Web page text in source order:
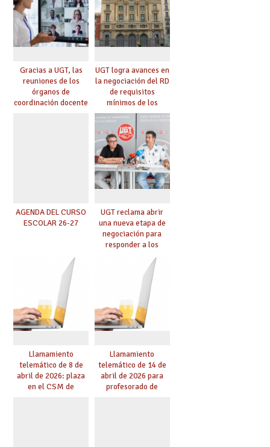
Gracias a UGT, las
reuniones de los
órganos de
coordinación docente
UGT logra avances en
la negociación del RD
de requisitos
mínimos de los
centros educativos y
exige al Ministerio
que los compromisos
se materialicen con
la mayor agilidad
posible
AGENDA DEL CURSO
ESCOLAR 26-27
UGT reclama abrir
una nueva etapa de
negociación para
responder a los
nuevos desafíos de la
educación
Llamamiento
telemático de 8 de
abril de 2026: plaza
en el CSM de
Llamamiento
telemático de 14 de
abril de 2026 para
profesorado de